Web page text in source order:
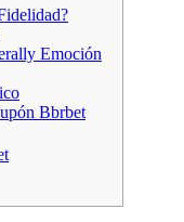
Emoción
Bbrbet